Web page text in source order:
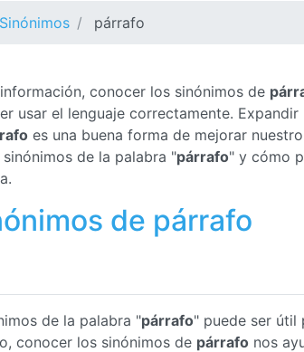
párrafo
conocer los sinónimos de
usar el lenguaje correctamente.
es una buena forma de mejorar
de la palabra "párrafo" y cómo
de párrafo
de la palabra "párrafo" puede ser útil
conocer los sinónimos de párrafo nos